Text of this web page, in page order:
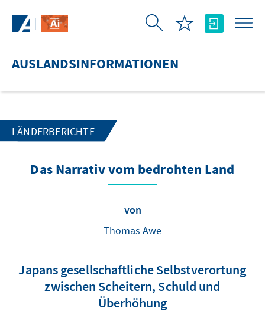
AUSLANDSINFORMATIONEN
LÄNDERBERICHTE
Das Narrativ vom bedrohten Land
von
Thomas Awe
Japans gesellschaftliche Selbstverortung
zwischen Scheitern, Schuld und
Überhöhung